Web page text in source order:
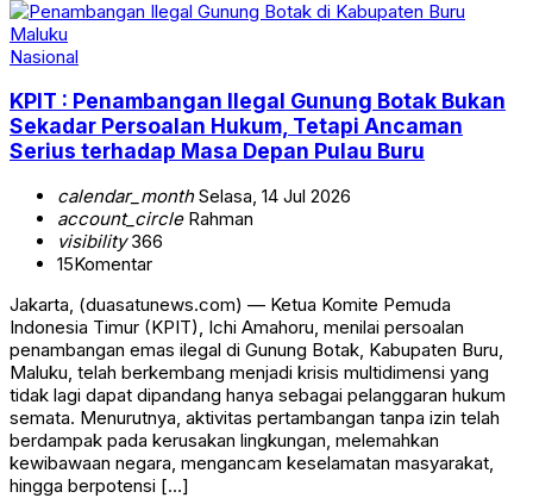
Nasional
KPIT : Penambangan Ilegal Gunung Botak Bukan
Sekadar Persoalan Hukum, Tetapi Ancaman
Serius terhadap Masa Depan Pulau Buru
calendar_monthSelasa, 14 Jul 2026
account_circleRahman
visibility366
15Komentar
Jakarta, (duasatunews.com) — Ketua Komite Pemuda
Indonesia Timur (KPIT), Ichi Amahoru, menilai persoalan
penambangan emas ilegal di Gunung Botak, Kabupaten Buru,
Maluku, telah berkembang menjadi krisis multidimensi yang
tidak lagi dapat dipandang hanya sebagai pelanggaran hukum
semata. Menurutnya, aktivitas pertambangan tanpa izin telah
berdampak pada kerusakan lingkungan, melemahkan
kewibawaan negara, mengancam keselamatan masyarakat,
hingga berpotensi […]